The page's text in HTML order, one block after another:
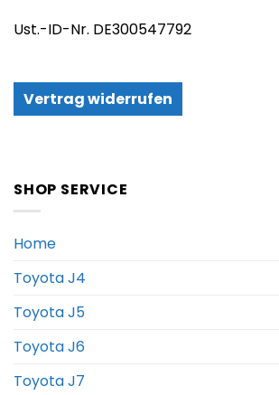
Ust.-ID-Nr. DE300547792
Vertrag widerrufen
SHOP SERVICE
Home
Toyota J4
Toyota J5
Toyota J6
Toyota J7